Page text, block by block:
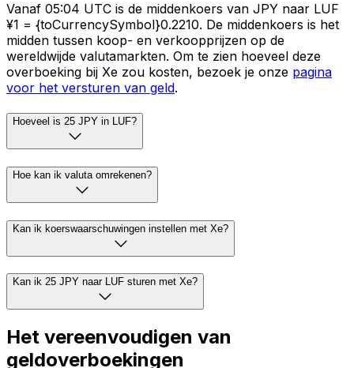
Vanaf 05:04 UTC is de middenkoers van JPY naar LUF
¥1 = {toCurrencySymbol}0.2210. De middenkoers is het
midden tussen koop- en verkoopprijzen op de
wereldwijde valutamarkten. Om te zien hoeveel deze
overboeking bij Xe zou kosten, bezoek je onze pagina
voor het versturen van geld.
Hoeveel is 25 JPY in LUF?
Hoe kan ik valuta omrekenen?
Kan ik koerswaarschuwingen instellen met Xe?
Kan ik 25 JPY naar LUF sturen met Xe?
Het vereenvoudigen van
geldoverboekingen